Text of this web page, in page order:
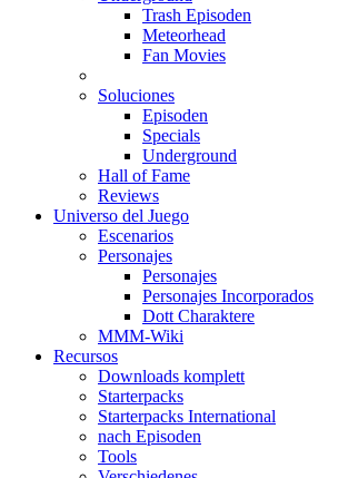
Trash Episoden
Meteorhead
Fan Movies
Soluciones
Episoden
Specials
Underground
Hall of Fame
Reviews
Universo del Juego
Escenarios
Personajes
Personajes
Personajes Incorporados
Dott Charaktere
MMM-Wiki
Recursos
Downloads komplett
Starterpacks
Starterpacks International
nach Episoden
Tools